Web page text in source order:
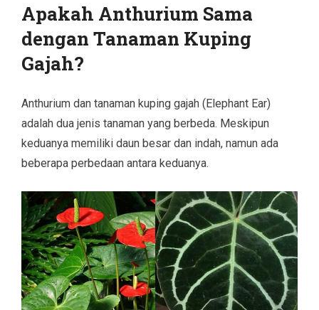
Apakah Anthurium Sama
dengan Tanaman Kuping
Gajah?
Anthurium dan tanaman kuping gajah (Elephant Ear)
adalah dua jenis tanaman yang berbeda. Meskipun
keduanya memiliki daun besar dan indah, namun ada
beberapa perbedaan antara keduanya.